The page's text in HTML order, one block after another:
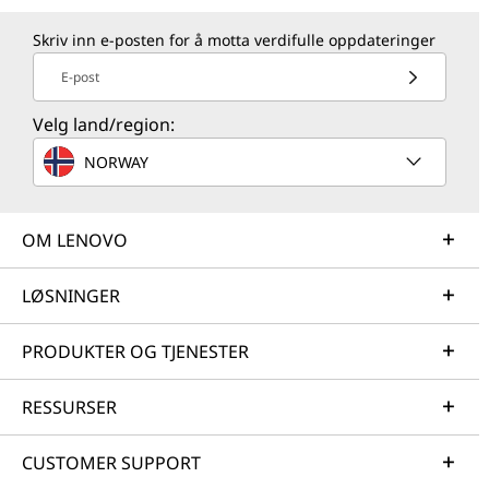
Skriv inn e-posten for å motta verdifulle oppdateringer
E-post
Velg land/region:
NORWAY
OM LENOVO
LØSNINGER
PRODUKTER OG TJENESTER
RESSURSER
CUSTOMER SUPPORT